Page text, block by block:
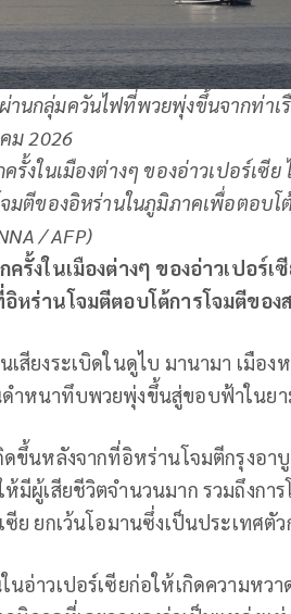
านกลุ่มควันไฟที่พวยพุ่งขึ้นจากท่าเ
ม 2026
รั้งในเมืองต่างๆ ของอ่าวเปอร์เซี
มตีของอิหร่านในภูมิภาคเพื่อตอบโ
/ AFP)
ครั้งในเมืองต่างๆ ของอ่าวเปอร์
หร่านโจมตีตอบโต้การโจมตีขอ
เสียงระเบิดในดูไบ มานามา เมือ
ำหนาทึบพวยพุ่งขึ้นสู่ขอบฟ้าในยา
ดขึ้นหลังจากที่อิหร่านโจมตีกรุงอา
ห้มีผู้เสียชีวิตจำนวนมาก รวมถึงก
ย ยกเว้นโอมานซึ่งเป็นประเทศตัว
นอ่าวเปอร์เซียก่อให้เกิดความหว